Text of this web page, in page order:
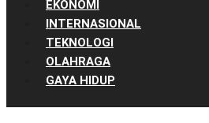
EKONOMI
INTERNASIONAL
TEKNOLOGI
OLAHRAGA
GAYA HIDUP